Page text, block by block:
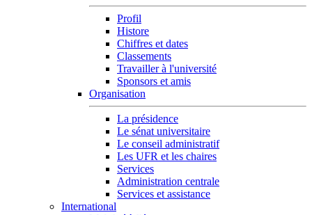
Profil
Histore
Chiffres et dates
Classements
Travailler à l'université
Sponsors et amis
Organisation
La présidence
Le sénat universitaire
Le conseil administratif
Les UFR et les chaires
Services
Administration centrale
Services et assistance
International